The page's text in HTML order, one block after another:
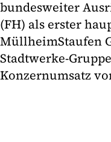
bundesweiter
(FH) als erster
MüllheimStaufen
Stadtwerke-
Konzernumsatz